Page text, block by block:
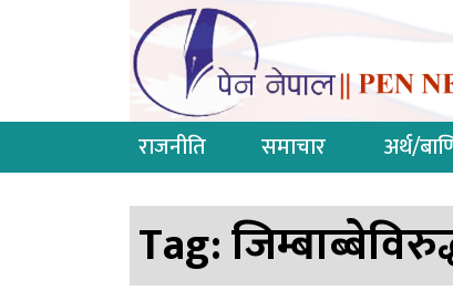
राजनीति समाचार अर्थ/
Tag: